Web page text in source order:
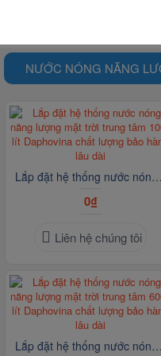
NƯỚC NÓNG NĂNG
Lắp đặt hệ thống nước nóng năng lượng mặt trời trung tâm 1000 lít Daphovina chất lượng bảo hành lâu dài
0₫
Liên hệ chúng tôi
Lắp đặt hệ thống nước nóng năng lượng mặt trời trung tâm 6000 lít Daphovina chất lượng bảo hành lâu dài